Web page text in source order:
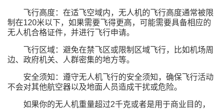
飞行高度：在适飞空域内，无人机的飞行高度通常被限
制在120米以下，如果需要飞得更高，可能需要具备相应的
无人机合格证件，并进行飞行申请。
飞行区域：避免在禁飞区或限制区域飞行，比如机场周
边、政府机关、人群密集的地方等。
安全须知：遵守无人机飞行的安全须知，确保飞行活动
不会对其他航空器以及地面人员造成干扰或危险。
如果你的无人机重量超过2千克或者是用于商业目的，